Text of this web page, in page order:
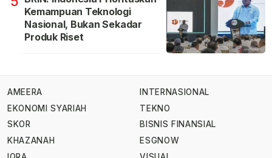
Kemampuan Teknologi
Nasional, Bukan Sekadar
Produk Riset
AMEERA
EKONOMI SYARIAH
SKOR
KHAZANAH
INTERNASIONAL
TEKNO
BISNIS FINANSIAL
ESGNOW